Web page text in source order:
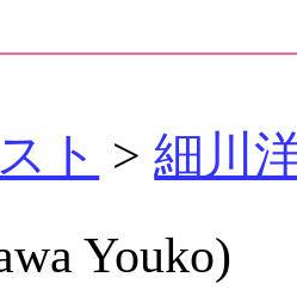
ト >細川
Youko)